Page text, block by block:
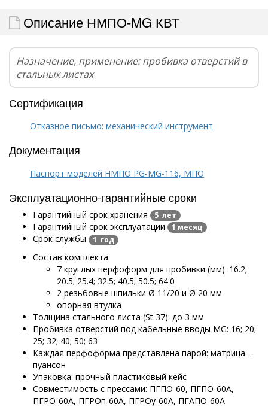
Описание НМПО-MG КВТ
Назначение, применение: пробивка отверстий в
стальных листах
Сертификация
Отказное письмо: механический инструмент
Документация
Паспорт моделей НМПО PG-MG-116, МПО
Эксплуатационно-гарантийные сроки
Гарантийный срок хранения 5 лет
Гарантийный срок эксплуатации 1 месяц
Срок службы 1 год
Состав комплекта:
7 круглых перфоформ для пробивки (мм): 16.2;
20.5; 25.4; 32.5; 40.5; 50.5; 64.0
2 резьбовые шпильки Ø 11/20 и Ø 20 мм
опорная втулка
Толщина стального листа (St 37): до 3 мм
Пробивка отверстий под кабельные вводы MG: 16; 20;
25; 32; 40; 50; 63
Каждая перфоформа представлена парой: матрица –
пуансон
Упаковка: прочный пластиковый кейс
Совместимость с прессами: ПГПО-60, ПГПО-60А,
ПГРО-60А, ПГРОп-60А, ПГРОу-60А, ПГАПО-60А